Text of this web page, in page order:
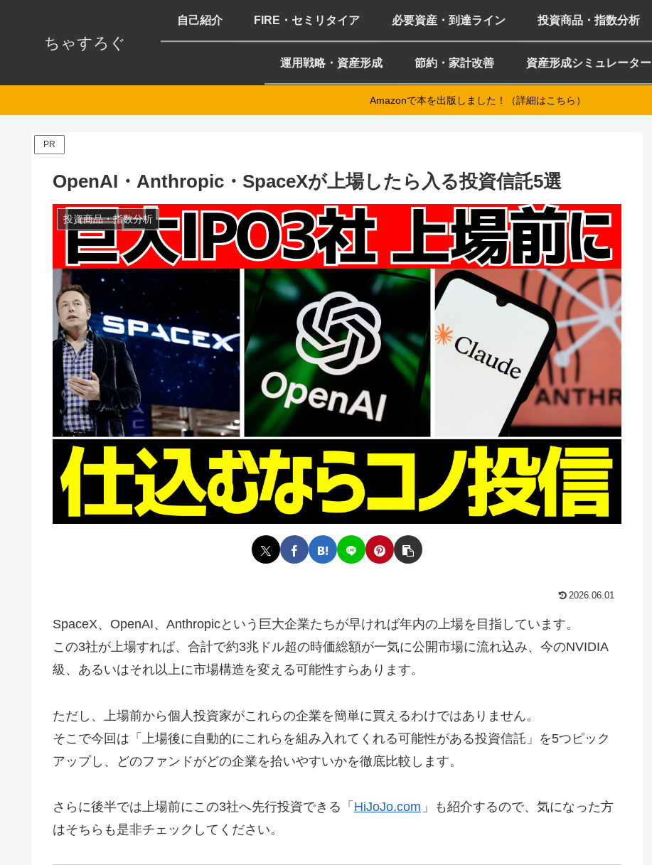
ちゃすろぐ
自己紹介 FIRE・セミリタイア 必要資産・到達ライン 投資商品・指数分析
運用戦略・資産形成 節約・家計改善 資産形成シミュレーター
Amazonで本を出版しました！（詳細はこちら）
PR
OpenAI・Anthropic・SpaceXが上場したら入る投資信託5選
投資商品・指数分析
2026.06.01
SpaceX、OpenAI、Anthropicという巨大企業たちが早ければ年内の上場を目指しています。
この3社が上場すれば、合計で約3兆ドル超の時価総額が一気に公開市場に流れ込み、今のNVIDIA
級、あるいはそれ以上に市場構造を変える可能性すらあります。
ただし、上場前から個人投資家がこれらの企業を簡単に買えるわけではありません。
そこで今回は「上場後に自動的にこれらを組み入れてくれる可能性がある投資信託」を5つピック
アップし、どのファンドがどの企業を拾いやすいかを徹底比較します。
さらに後半では上場前にこの3社へ先行投資できる「 HiJoJo.com 」も紹介するので、気になった方
はそちらも是非チェックしてください。